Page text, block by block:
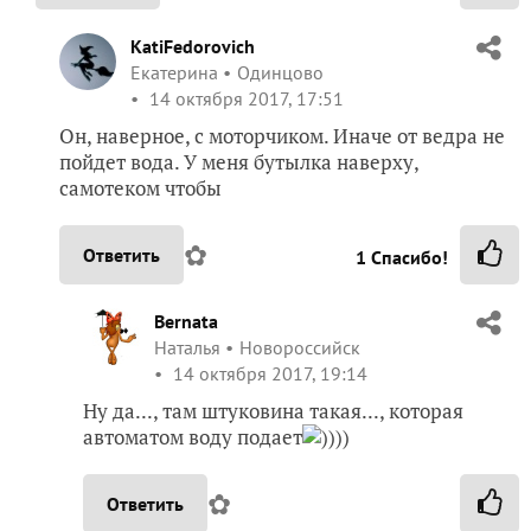
KatiFedorovich
Екатерина
Одинцово
14 октября 2017, 17:51
Он, наверное, с моторчиком. Иначе от ведра не
пойдет вода. У меня бутылка наверху,
самотеком чтобы
Ответить ✿ 1 Спасибо!
Bernata
Наталья
Новороссийск
14 октября 2017, 19:14
Ну да..., там штуковина такая..., которая
автоматом воду подает
))))
Ответить ✿